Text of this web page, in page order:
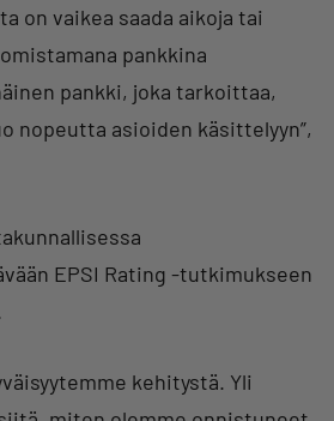
on vaikea saada aikoja tai
pankkina
pankki, joka tarkoittaa,
nopeutta asioiden käsittelyyn”,
EPSI Rating -tutkimukseen
kehitystä. Yli